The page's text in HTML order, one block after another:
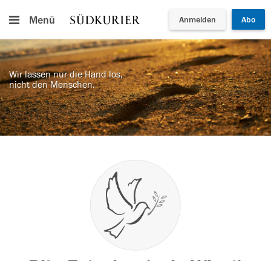
Menü Anmelden Abo
Wir lassen nur die Hand los,
nicht den Menschen.